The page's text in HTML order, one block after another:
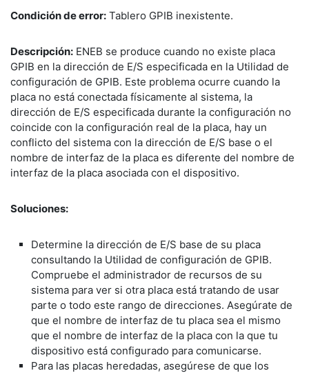
Condición de error: Tablero GPIB inexistente.
Descripción: ENEB se produce cuando no existe placa
GPIB en la dirección de E/S especificada en la Utilidad de
configuración de GPIB. Este problema ocurre cuando la
placa no está conectada físicamente al sistema, la
dirección de E/S especificada durante la configuración no
coincide con la configuración real de la placa, hay un
conflicto del sistema con la dirección de E/S base o el
nombre de interfaz de la placa es diferente del nombre de
interfaz de la placa asociada con el dispositivo.
Soluciones:
Determine la dirección de E/S base de su placa
consultando la Utilidad de configuración de GPIB.
Compruebe el administrador de recursos de su
sistema para ver si otra placa está tratando de usar
parte o todo este rango de direcciones. Asegúrate de
que el nombre de interfaz de tu placa sea el mismo
que el nombre de interfaz de la placa con la que tu
dispositivo está configurado para comunicarse.
Para las placas heredadas, asegúrese de que los